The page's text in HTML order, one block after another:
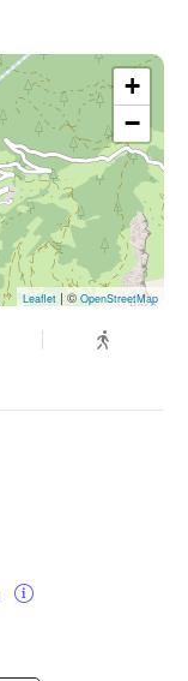
+
−
Leaflet | ©OpenStreetMap